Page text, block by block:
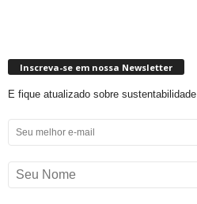
Inscreva-se em nossa Newsletter
E fique atualizado sobre sustentabilidade